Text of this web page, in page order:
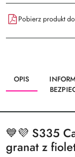
Pobierz produkt
OPIS
💙💜 S335
granat z